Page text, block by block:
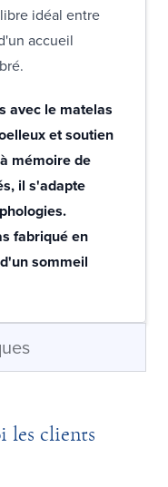
idéal entre
accueil
avec le matelas
et soutien
mémoire de
il s'adapte
fabriqué en
sommeil
les clients